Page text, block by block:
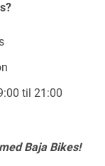
til 21:00
Baja Bikes!